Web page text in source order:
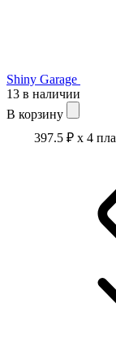
Shiny Garage
13 в наличии
В корзину
397.5 ₽x 4